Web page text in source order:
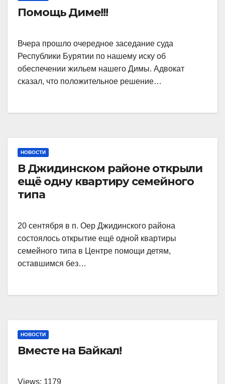
Помощь Диме!!!
Вчера прошло очередное заседание суда
Республики Бурятии по нашему иску об
обеспечении жильем нашего Димы. Адвокат
сказал, что положительное решение…
НОВОСТИ
В Джидинском районе открыли
ещё одну квартиру семейного
типа
20 сентября в п. Оер Джидинского района
состоялось открытие ещё одной квартиры
семейного типа в Центре помощи детям,
оставшимся без…
НОВОСТИ
Вместе на Байкал!
Views: 1179